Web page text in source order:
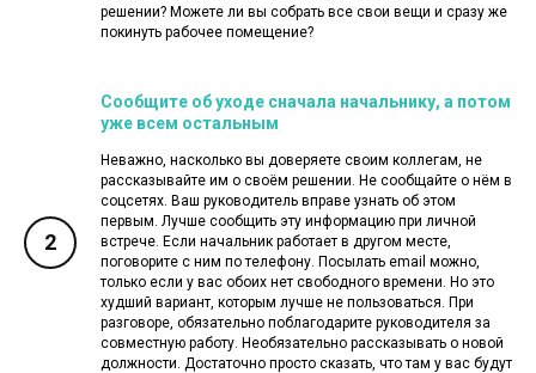
решении? Можете ли вы собрать все свои вещи и сразу же
покинуть рабочее помещение?
2
Сообщите об уходе сначала начальнику, а потом
уже всем остальным
Неважно, насколько вы доверяете своим коллегам, не
рассказывайте им о своём решении. Не сообщайте о нём в
соцсетях. Ваш руководитель вправе узнать об этом
первым. Лучше сообщить эту информацию при личной
встрече. Если начальник работает в другом месте,
поговорите с ним по телефону. Посылать email можно,
только если у вас обоих нет свободного времени. Но это
худший вариант, которым лучше не пользоваться. При
разговоре, обязательно поблагодарите руководителя за
совместную работу. Необязательно рассказывать о новой
должности. Достаточно просто сказать, что там у вас будут